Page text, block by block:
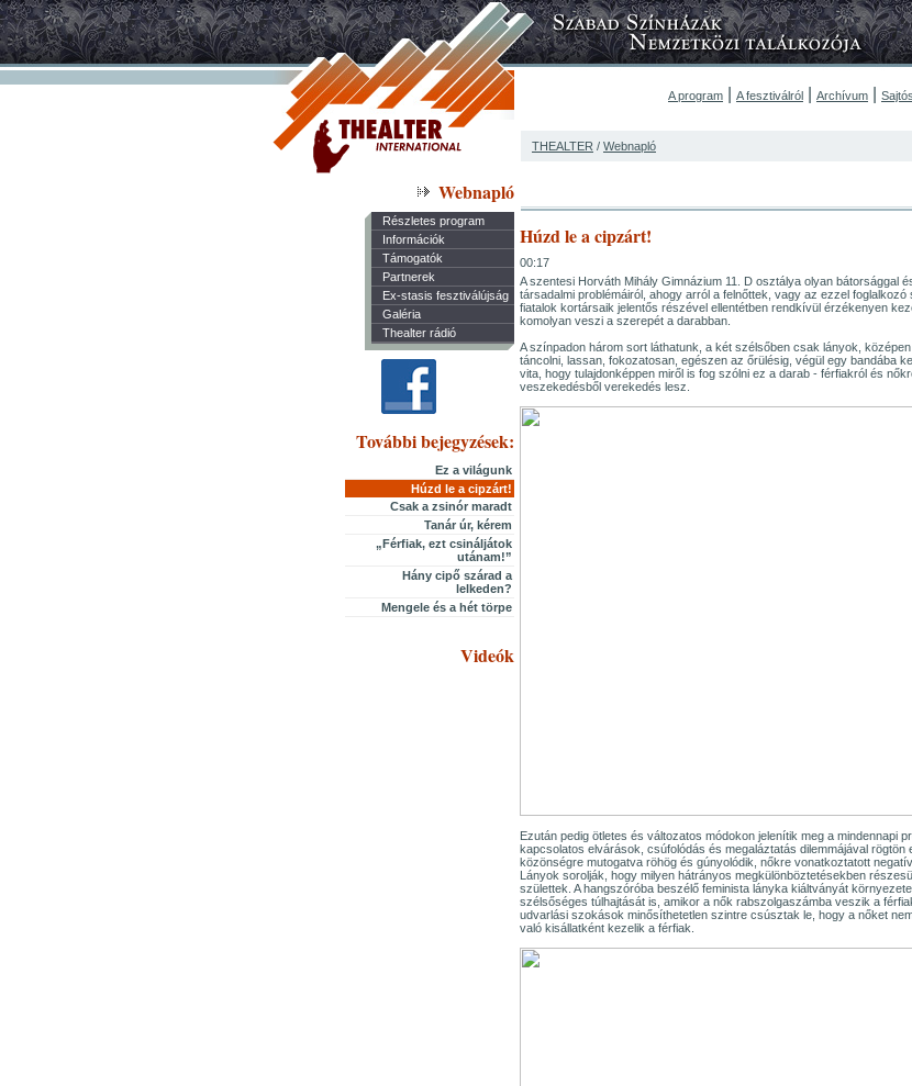
A program A fesztiválról Archívum
THEALTER / Webnapló
Webnapló
Részletes program
Információk
Támogatók
Partnerek
Ex-stasis fesztiválújság
Galéria
Thealter rádió
További bejegyzések:
Ez a világunk
Húzd le a cipzárt!
Csak a zsinór maradt
Tanár úr, kérem
„Férfiak, ezt csináljátok
utánam!”
Hány cipő szárad a
lelkeden?
Mengele és a hét törpe
Videók
Húzd le a cipzárt!
00:17
A szentesi Horváth Mihály Gimnázium 11. D osztálya olyan bátorsággal
társadalmi problémáiról, ahogy arról a felnőttek, vagy az ezzel
fiatalok kortársaik jelentős részével ellentétben rendkívül érzékenyen
komolyan veszi a szerepét a darabban.
A színpadon három sort láthatunk, a két szélsőben csak lányok,
táncolni, lassan, fokozatosan, egészen az őrülésig, végül egy bandába
vita, hogy tulajdonképpen miről is fog szólni ez a darab - férfiakról és
veszekedésből verekedés lesz.
Ezután pedig ötletes és változatos módokon jelenítik meg a mindennapi
kapcsolatos elvárások, csúfolódás és megaláztatás dilemmájával rögtön
közönségre mutogatva röhög és gúnyolódik, nőkre vonatkoztatott
Lányok sorolják, hogy milyen hátrányos megkülönböztetésekben
születtek. A hangszóróba beszélő feminista lányka kiáltványát
szélsőséges túlhajtását is, amikor a nők rabszolgaszámba veszik a
udvarlási szokások minősíthetetlen szintre csúsztak le, hogy a nőket
való kisállatként kezelik a férfiak.